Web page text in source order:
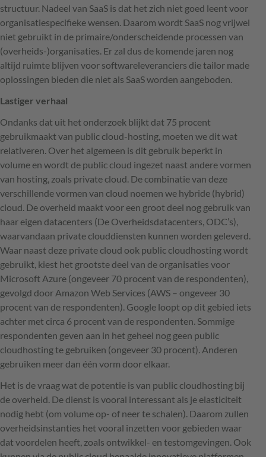
structuur. Nadeel van SaaS is dat het zich niet goed leent voor
organisatiespecifieke wensen. Daarom wordt SaaS nog vrijwel
niet gebruikt in de primaire/onderscheidende processen van
(overheids-)organisaties. Er zal dus de komende jaren nog
altijd ruimte blijven voor softwareleveranciers die tailor made
oplossingen bieden die niet als SaaS worden aangeboden.
Lastiger verhaal
Ondanks dat uit het onderzoek blijkt dat 75 procent
gebruikmaakt van public cloud-hosting, moeten we dit wat
relativeren. Over het algemeen is dit gebruik beperkt in
volume en wordt de public cloud ingezet naast andere vormen
van hosting, zoals private cloud. De combinatie van deze
verschillende vormen van cloud noemen we hybride (hybrid)
cloud. De overheid maakt voor een groot deel nog gebruik van
haar eigen datacenters (De Overheidsdatacenters, ODC’s),
waarvandaan private clouddiensten kunnen worden geleverd.
Waar naast deze private cloud ook public cloudhosting wordt
gebruikt, kiest het grootste deel van de organisaties voor
Microsoft Azure (ongeveer 70 procent van de respondenten),
gevolgd door Amazon Web Services (AWS – ongeveer 30
procent van de respondenten). Google loopt op dit gebied iets
achter met circa 6 procent van de respondenten. Sommige
respondenten geven aan in het geheel nog geen public
cloudhosting te gebruiken (ongeveer 30 procent). Anderen
gebruiken meer dan één vorm door elkaar.
Het is de vraag wat de potentie is van public cloudhosting bij
de overheid. De dienst is vooral interessant als je elasticiteit
nodig hebt (om volume op- of neer te schalen). Daarom zullen
overheidsinstanties het vooral inzetten voor gebieden waar
dat voordelen heeft, zoals ontwikkel- en testomgevingen. Ook